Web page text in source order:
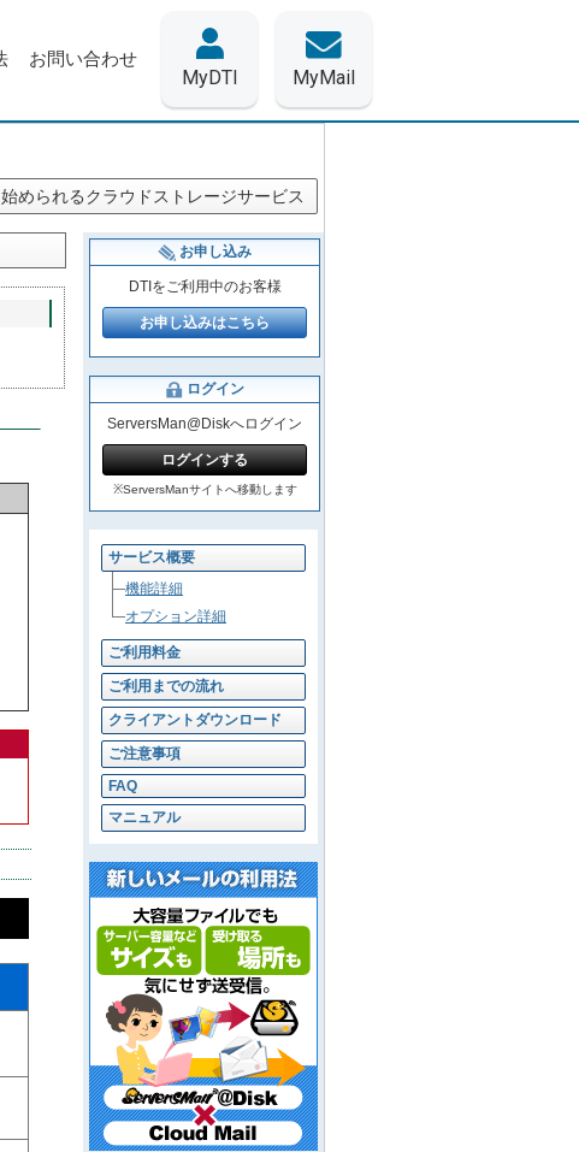
お問い合わせ
MyDTI MyMail
められるクラウドストレージサービス
お申し込み
DTIをご利用中のお客様
お申し込みはこちら
ログイン
ServersMan@Diskへログイン
ログインする
※ServersManサイトへ移動します
サービス概要
機能詳細
オプション詳細
ご利用料金
ご利用までの流れ
クライアントダウンロード
ご注意事項
FAQ
マニュアル